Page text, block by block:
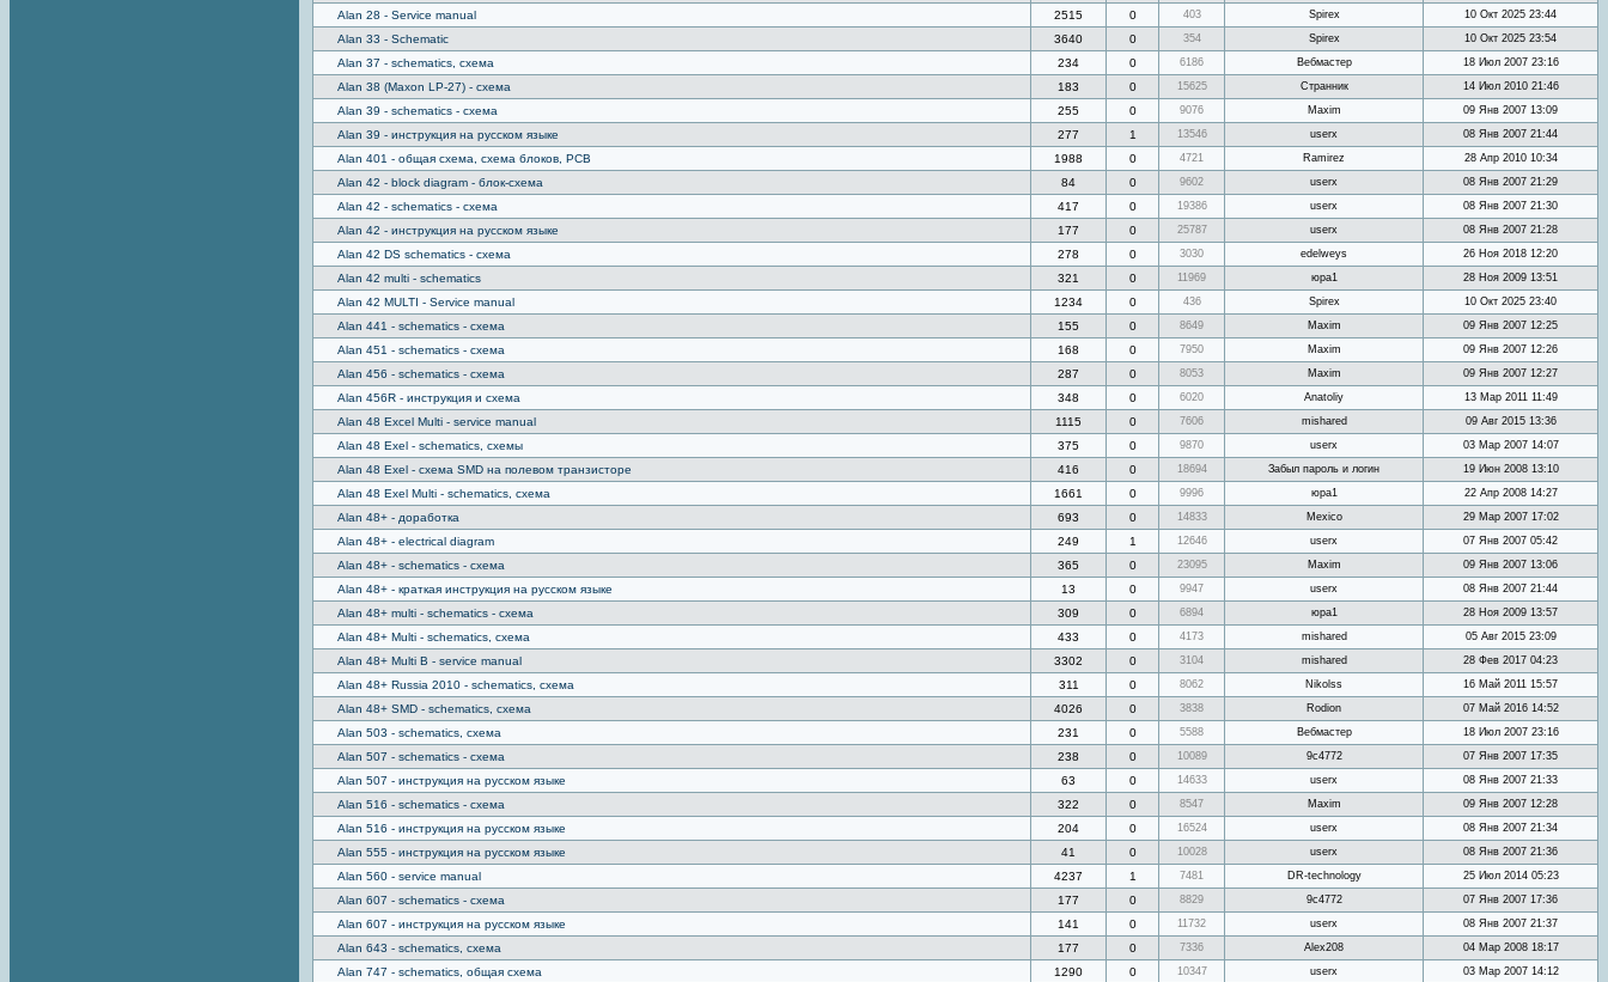
Alan 28 - Service manual 2515 0 403 Spirex 10 Окт 2025 23:44
Alan 33 - Schematic 3640 0 354 Spirex 10 Окт 2025 23:54
Alan 37 - schematics, схема 234 0 6186 Вебмастер 18 Июл 2007 23:16
Alan 38 (Maxon LP-27) - схема 183 0 15625 Странник 14 Июл 2010 21:46
Alan 39 - schematics - схема 255 0 9076 Maxim 09 Янв 2007 13:09
Alan 39 - инструкция на русском языке 277 1 13546 userx 08 Янв 2007 21:44
Alan 401 - общая схема, схема блоков, PCB 1988 0 4721 Ramirez 28 Апр 2010 10:34
Alan 42 - block diagram - блок-схема 84 0 9602 userx 08 Янв 2007 21:29
Alan 42 - schematics - схема 417 0 19386 userx 08 Янв 2007 21:30
Alan 42 - инструкция на русском языке 177 0 25787 userx 08 Янв 2007 21:28
Alan 42 DS schematics - схема 278 0 3030 edelweys 26 Ноя 2018 12:20
Alan 42 multi - schematics 321 0 11969 юра1 28 Ноя 2009 13:51
Alan 42 MULTI - Service manual 1234 0 436 Spirex 10 Окт 2025 23:40
Alan 441 - schematics - схема 155 0 8649 Maxim 09 Янв 2007 12:25
Alan 451 - schematics - схема 168 0 7950 Maxim 09 Янв 2007 12:26
Alan 456 - schematics - схема 287 0 8053 Maxim 09 Янв 2007 12:27
Alan 456R - инструкция и схема 348 0 6020 Anatoliy 13 Мар 2011 11:49
Alan 48 Excel Multi - service manual 1115 0 7606 mishared 09 Авг 2015 13:36
Alan 48 Exel - schematics, схемы 375 0 9870 userx 03 Мар 2007 14:07
Alan 48 Exel - схема SMD на полевом транзисторе 416 0 18694 Забыл пароль и логин 19 Июн 2008 13:10
Alan 48 Exel Multi - schematics, схема 1661 0 9996 юра1 22 Апр 2008 14:27
Alan 48+ - доработка 693 0 14833 Mexico 29 Мар 2007 17:02
Alan 48+ - electrical diagram 249 1 12646 userx 07 Янв 2007 05:42
Alan 48+ - schematics - схема 365 0 23095 Maxim 09 Янв 2007 13:06
Alan 48+ - краткая инструкция на русском языке 13 0 9947 userx 08 Янв 2007 21:44
Alan 48+ multi - schematics - схема 309 0 6894 юра1 28 Ноя 2009 13:57
Alan 48+ Multi - schematics, схема 433 0 4173 mishared 05 Авг 2015 23:09
Alan 48+ Multi B - service manual 3302 0 3104 mishared 28 Фев 2017 04:23
Alan 48+ Russia 2010 - schematics, схема 311 0 8062 Nikolss 16 Май 2011 15:57
Alan 48+ SMD - schematics, схема 4026 0 3838 Rodion 07 Май 2016 14:52
Alan 503 - schematics, схема 231 0 5588 Вебмастер 18 Июл 2007 23:16
Alan 507 - schematics - схема 238 0 10089 9c4772 07 Янв 2007 17:35
Alan 507 - инструкция на русском языке 63 0 14633 userx 08 Янв 2007 21:33
Alan 516 - schematics - схема 322 0 8547 Maxim 09 Янв 2007 12:28
Alan 516 - инструкция на русском языке 204 0 16524 userx 08 Янв 2007 21:34
Alan 555 - инструкция на русском языке 41 0 10028 userx 08 Янв 2007 21:36
Alan 560 - service manual 4237 1 7481 DR-technology 25 Июл 2014 05:23
Alan 607 - schematics - схема 177 0 8829 9c4772 07 Янв 2007 17:36
Alan 607 - инструкция на русском языке 141 0 11732 userx 08 Янв 2007 21:37
Alan 643 - schematics, схема 177 0 7336 Alex208 04 Мар 2008 18:17
Alan 747 - schematics, общая схема 1290 0 10347 userx 03 Мар 2007 14:12